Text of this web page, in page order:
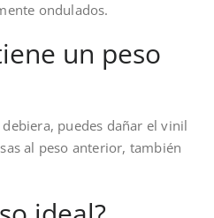
ondulados.
un peso
puedes dañar el vinil
al peso anterior, también